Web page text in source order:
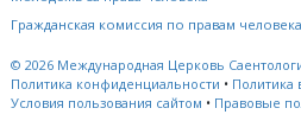
Гражданская комиссия по правам человека
© 2026 Международная Церковь
Политика конфиденциальности •
Условия пользования сайтом • Правовые